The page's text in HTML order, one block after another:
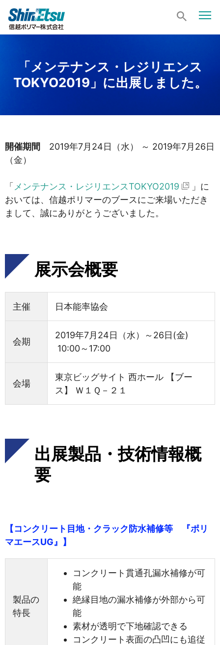
「メンテナンス・レジリエンス
TOKYO2019」に出展しました。
開催期間 2019年7月24日（水） ～ 2019年7月26日
（金）
「 メンテナンス・レジリエンスTOKYO2019
」に
おいては、信越ポリマーのブースにご来場いただき
まして、誠にありがとうございました。
展示会概要
主催 日本能率協会
会期
2019年7月24日（水）～26日(金)
10:00～17:00
会場
東京ビッグサイト 西ホール 【ブー
ス】 Ｗ１Ｑ－２１
出展製品・技術情報概
要
【コンクリート目地・クラック防水補修等 『ポリ
マエースUG』】
製品の
特長
コンクリート貫通孔漏水補修が可
能
絶縁目地の漏水補修が外部から可
能
素材が透明で下地確認できる
コンクリート表面の凸凹にも追従